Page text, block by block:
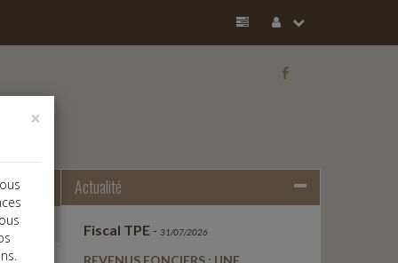
b
Actualité
Fiscal TPE- 31/07/2026
REVENUS FONCIERS : UNE
×